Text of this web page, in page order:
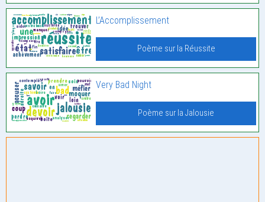
L’Accomplissement
Poème sur la Réussite
Very Bad Night
Poème sur la Jalousie